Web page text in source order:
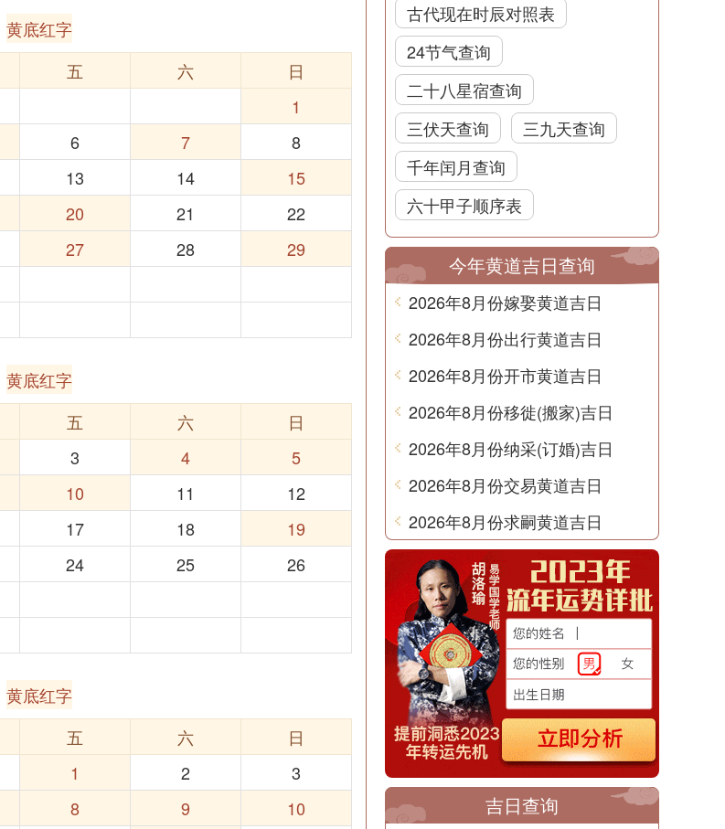
黄底红字
五 六
日
1
6 7
8
13 14
15
20 21
22
27 28
29
黄底红字
五 六
日
3 4
5
10 11
12
17 18
19
24 25
26
黄底红字
五 六
日
1
2
3
8 9
10
古代现在时辰对照表
24节气查询
二十八星宿查询
三伏天查询
三九天查询
千年闰月查询
六十甲子顺序表
今年黄道吉日查询
2026年8月份嫁娶黄道吉日
2026年8月份出行黄道吉日
2026年8月份开市黄道吉日
2026年8月份移徙(搬家)吉日
2026年8月份纳采(订婚)吉日
2026年8月份交易黄道吉日
2026年8月份求嗣黄道吉日
吉日查询